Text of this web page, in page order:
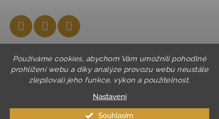
Používáme cookies, abychom Vám umožnili pohodlné
prohlížení webu a díky analýze provozu webu neustále
zlepšovali jeho funkce, výkon a použitelnost.
Nastavení
Souhlasím
© 2026 SOLUNA. Všechna práva vyhrazena.